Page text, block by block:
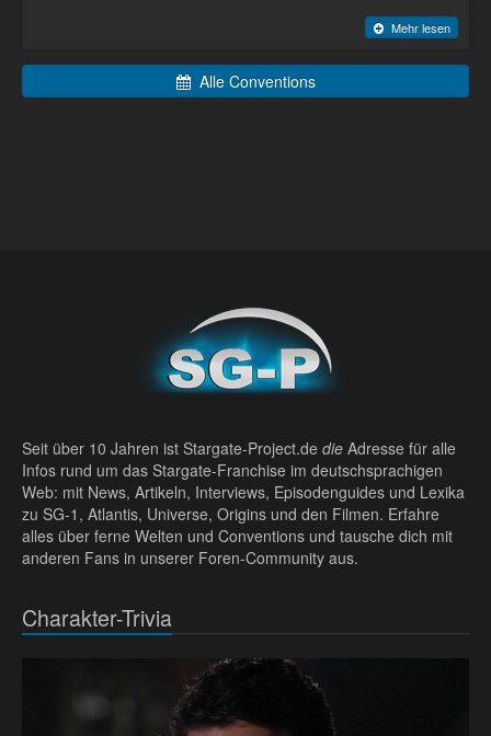
Mehr lesen
Alle Conventions
Seit über 10 Jahren ist Stargate-Project.de die Adresse für alle
Infos rund um das Stargate-Franchise im deutschsprachigen
Web: mit News, Artikeln, Interviews, Episodenguides und Lexika
zu SG-1, Atlantis, Universe, Origins und den Filmen. Erfahre
alles über ferne Welten und Conventions und tausche dich mit
anderen Fans in unserer Foren-Community aus.
Charakter-Trivia